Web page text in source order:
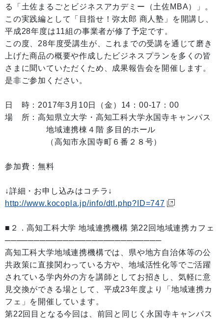
る「土佐まるごとビジネスアカデミー（土佐MBA）」。
この実践編として「目指せ！弥太郎 商人塾」を開講し、
平成28年度は11組の事業者が修了予定です。
この度、28年度受講生が、これまでの受講を通じて磨き
上げた商品の概要や作成したビジネスプランを多くの皆
さまに聞いていただくため、成果報告会を開催します。
是非ご参加ください。
日 時：2017年3月10日（金）14：00-17：00
場 所：高知県立大学・高知工科大学永国寺キャンパス
地域連携棟４階 多目的ホール
（高知市永国寺町６番２８号）
参加費：無料
↓詳細・お申し込みはコチラ↓
http://www.kocopla.jp/info/dtl.php?ID=747
■２．高知工科大学 地域連携機構 第22回地域連携カフェ
───────────────────────────
高知工科大学地域連携機構では、県や地方自治体等の公
共政策に直接関わっている方や、地域活性化等でご活躍
されている学内外の方を講師としてお招きし、気軽に意
見交換ができる場として、平成23年度より「地域連携カ
フェ」を開催しています。
第22回目となる今回は、前回と同じく永国寺キャンパス